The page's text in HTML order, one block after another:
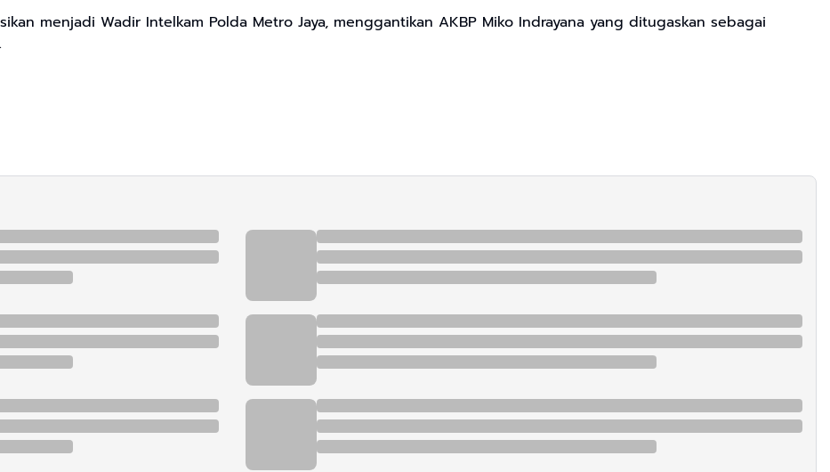
menjadi Wadir Intelkam Polda Metro Jaya, menggantikan AKBP Miko Indrayana yang ditugaskan sebagai